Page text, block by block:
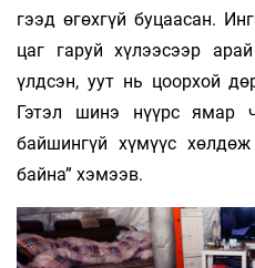
гээд өгөхгүй буцаасан.
цаг гаруй хүлээсээр
үлдсэн, уут нь цоорхой
Гэтэл шинэ нүүрс ямар
байшингүй хүмүүс
байна” хэмээв.